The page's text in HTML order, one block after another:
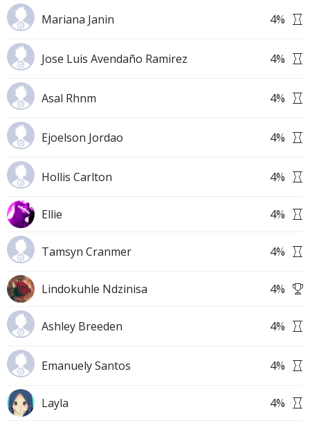
Mariana Janin 4%
Jose Luis Avendaño Ramirez 4%
Asal Rhnm 4%
Ejoelson Jordao 4%
Hollis Carlton 4%
Ellie 4%
Tamsyn Cranmer 4%
Lindokuhle Ndzinisa 4%
Ashley Breeden 4%
Emanuely Santos 4%
Layla 4%